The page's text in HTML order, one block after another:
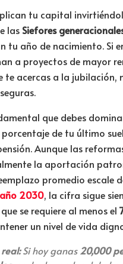
tu capital
las Siefores
tu año de nacimiento. Si
a proyectos de mayor
te acercas a la jubilación,
.
que debes
porcentaje de tu último
Aunque las
la aportación
promedio escale
2030, la cifra sigue
se requiere al menos el
un nivel de vida
Si hoy ganas 20,000